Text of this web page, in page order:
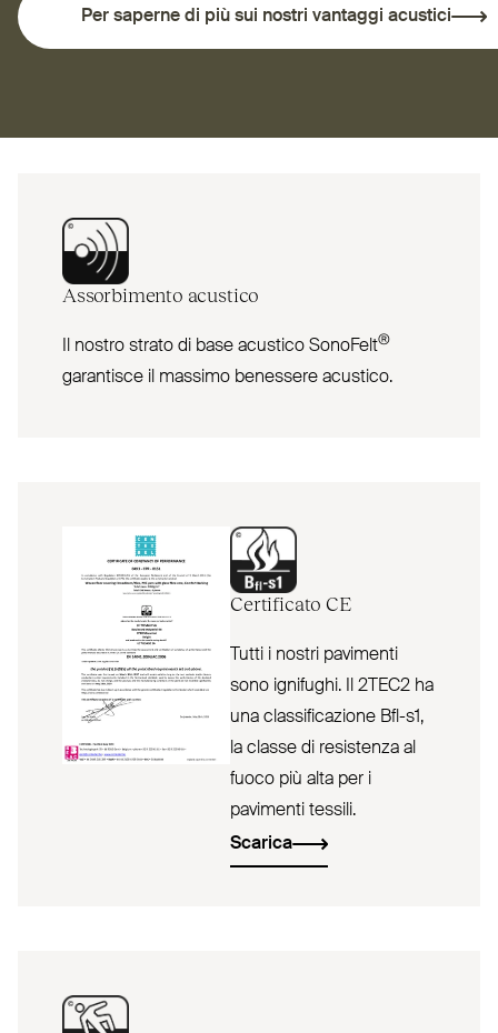
Per saperne di più sui nostri vantaggi acustici
Assorbimento acustico
Il nostro strato di base acustico SonoFelt®
garantisce il massimo benessere acustico.
Certificato CE
Tutti i nostri pavimenti
sono ignifughi. Il 2TEC2 ha
una classificazione Bfl-s1,
la classe di resistenza al
fuoco più alta per i
pavimenti tessili.
Scarica